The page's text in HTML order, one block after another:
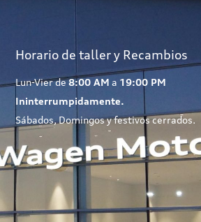
Horario de taller y Recambios
Lun-Vier de8:00 AM a 19:00 PM
Ininterrumpidamente.
Sábados, Domingos y festivos cerrados.